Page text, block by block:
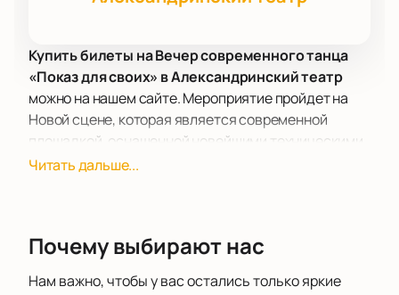
Купить билеты на Вечер современного танца
«Показ для своих» в Александринский театр
можно на нашем сайте. Мероприятие пройдет на
Новой сцене, которая является современной
площадкой, оснащенной новейшими техническими
средствами. Зал оборудован удобными креслами и
Третий независимый фестиваль современного
предлагает уникальную возможность увидеть
Читать дальше...
Почему выбирают нас
Нам важно, чтобы у вас остались только яркие